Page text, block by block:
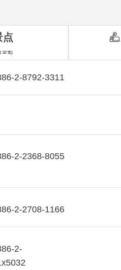
2-8792-3311
2-2368-8055
2-2708-1166
2-
点
32 笔)